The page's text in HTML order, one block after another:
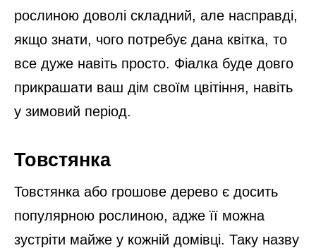
рослиною доволі складний, але насправді,
якщо знати, чого потребує дана квітка, то
все дуже навіть просто. Фіалка буде довго
прикрашати ваш дім своїм цвітіння, навіть
у зимовий період.
Товстянка
Товстянка або грошове дерево є досить
популярною рослиною, адже її можна
зустріти майже у кожній домівці. Таку назву